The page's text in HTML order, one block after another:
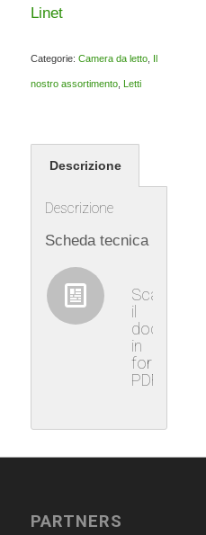
Linet
Categorie: Camera da letto, Il
nostro assortimento, Letti
Descrizione
Descrizione
Scheda tecnica
Scaricare
il
documento
in
formato
PDF
PARTNERS